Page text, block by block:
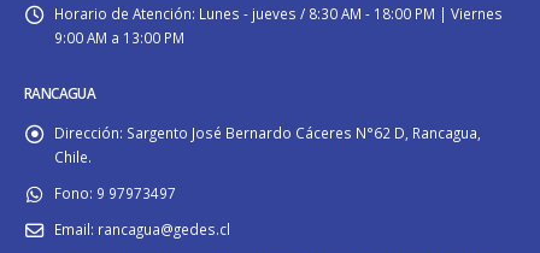
Horario de Atención: Lunes - jueves / 8:30 AM - 18:00 PM | Viernes
9:00 AM a 13:00 PM
RANCAGUA
Dirección: Sargento José Bernardo Cáceres N°62 D, Rancagua,
Chile.
Fono: 9 97973497
Email: rancagua@gedes.cl